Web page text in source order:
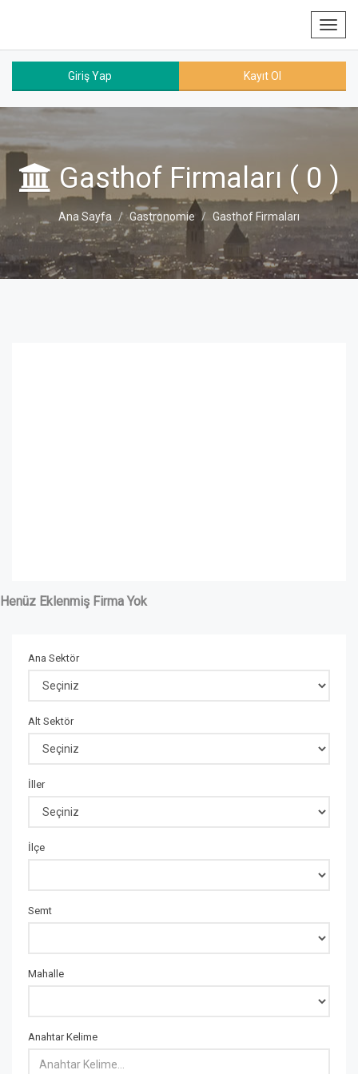
Giriş Yap Kayıt Ol
Gasthof Firmaları ( 0 )
Ana Sayfa Gastronomie Gasthof Firmaları
Henüz Eklenmiş Firma Yok
Ana Sektör
Alt Sektör
İller
İlçe
Semt
Mahalle
Anahtar Kelime